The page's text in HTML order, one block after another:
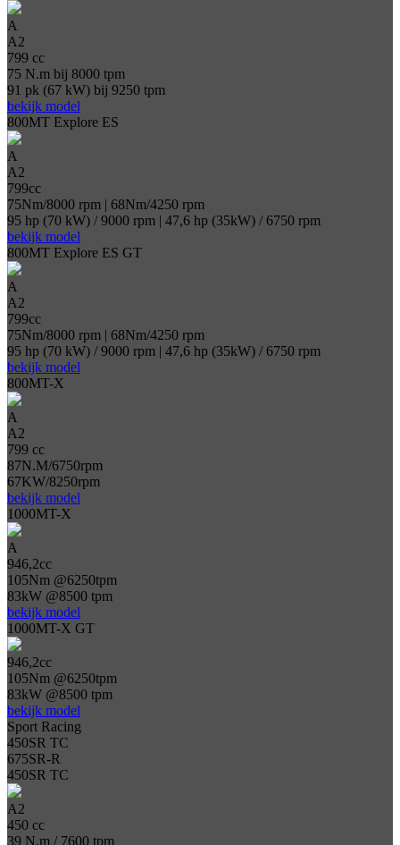
A
A2
799 cc
75 N.m bij 8000 tpm
91 pk (67 kW) bij 9250 tpm
bekijk model
800MT Explore ES
A
A2
799cc
75Nm/8000 rpm | 68Nm/4250 rpm
95 hp (70 kW) / 9000 rpm | 47,6 hp (35kW) / 6750 rpm
bekijk model
800MT Explore ES GT
A
A2
799cc
75Nm/8000 rpm | 68Nm/4250 rpm
95 hp (70 kW) / 9000 rpm | 47,6 hp (35kW) / 6750 rpm
bekijk model
800MT-X
A
A2
799 cc
87N.M/6750rpm
67KW/8250rpm
bekijk model
1000MT-X
A
946,2cc
105Nm @6250tpm
83kW @8500 tpm
bekijk model
1000MT-X GT
946,2cc
105Nm @6250tpm
83kW @8500 tpm
bekijk model
Sport Racing
450SR TC
675SR-R
450SR TC
A2
450 cc
39 N.m / 7600 tpm